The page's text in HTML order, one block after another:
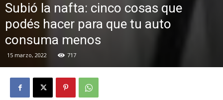
Subió la nafta: cinco cosas que
podés hacer para que tu auto
consuma menos
15 marzo, 2022 717